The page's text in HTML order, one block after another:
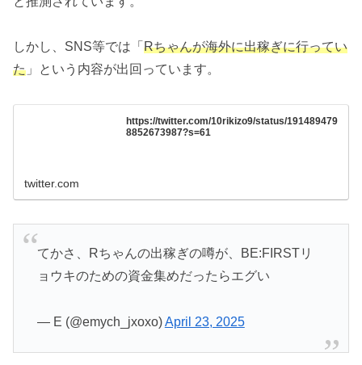
しかし、SNS等では「 Rちゃんが海外に出稼ぎに行ってい
た 」という内容が出回っています。
https://twitter.com/10rikizo9/status/191489479
8852673987?s=61
twitter.com
てかさ、Rちゃんの出稼ぎの噂が、BE:FIRSTリ
ョウキのための資金集めだったらエグい
— E (@emych_jxoxo)April 23, 2025